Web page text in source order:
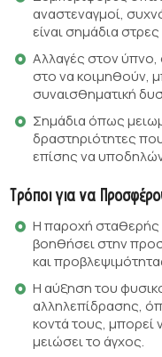
αναστεναγμοί,
είναι σημάδια
Αλλαγές στον
στο να κοιμηθούν,
συναισθηματική
Σημάδια όπως
δραστηριότητες
επίσης να
Τρόποι για να
Η παροχή σταθερής
βοηθήσει στην
και
Η αύξηση του
αλληλεπίδρασης,
κοντά τους, μπορεί
μειώσει το άγχος.